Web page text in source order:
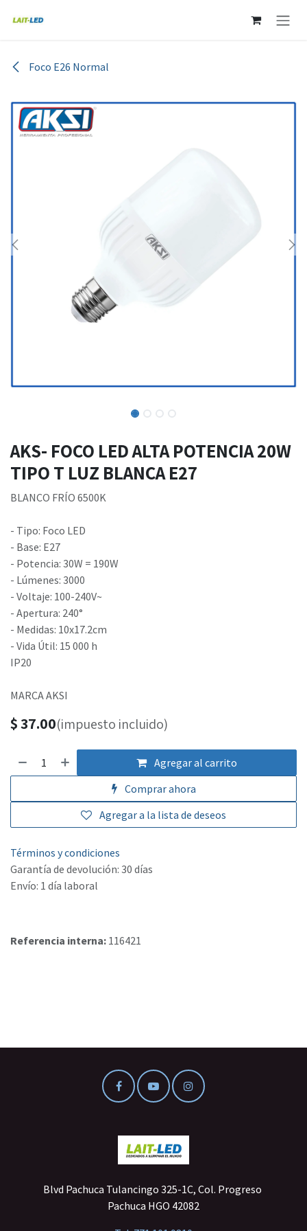
Foco E26 Normal
AKS- FOCO LED ALTA POTENCIA 20W
TIPO T LUZ BLANCA E27
BLANCO FRÍO 6500K
- Tipo: Foco LED
- Base: E27
- Potencia: 30W = 190W
- Lúmenes: 3000
- Voltaje: 100-240V~
- Apertura: 240°
- Medidas: 10x17.2cm
- Vida Útil: 15 000 h
IP20
MARCA AKSI
$37.00(impuesto incluido)
Agregar al carrito
Comprar ahora
Agregar a la lista de deseos
Términos y condiciones
Garantía de devolución: 30 días
Envío: 1 día laboral
Referencia interna: 116421
Blvd Pachuca Tulancingo 325-1C, Col. Progreso
Pachuca HGO 42082